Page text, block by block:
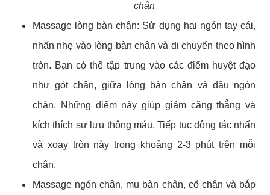
chân
Massage lòng bàn chân: Sử dụng hai ngón tay cái,
nhấn nhẹ vào lòng bàn chân và di chuyển theo hình
tròn. Bạn có thể tập trung vào các điểm huyệt đạo
như gót chân, giữa lòng bàn chân và đầu ngón
chân. Những điểm này giúp giảm căng thẳng và
kích thích sự lưu thông máu. Tiếp tục động tác nhấn
và xoay tròn này trong khoảng 2-3 phút trên mỗi
chân.
Massage ngón chân, mu bàn chân, cổ chân và bắp